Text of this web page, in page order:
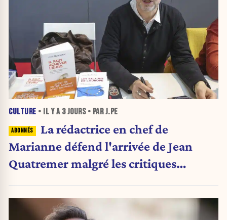
CULTURE • IL Y A 3 JOURS• PAR J.PE
La rédactrice en chef de
Marianne défend l'arrivée de Jean
Quatremer malgré les critiques